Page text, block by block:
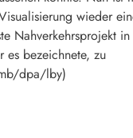
wieder
Nahverkehrsprojekt
es bezeichnete, zu
dpa/lby)